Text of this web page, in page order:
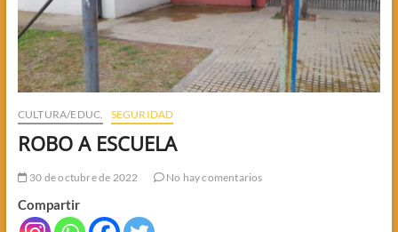
CULTURA/EDUC. SEGURIDAD
ROBO A ESCUELA
30 de octubre de 2022 No hay comentarios
Compartir